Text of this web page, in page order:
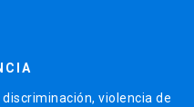
violencia de